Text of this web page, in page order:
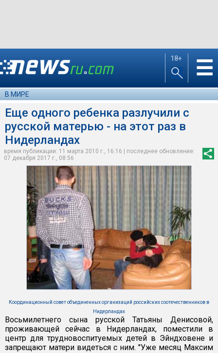
18+ ☰
В МИРЕ
Еще одного ребенка разлучили с
русской матерью - на этот раз в
Нидерландах
время публикации: 11 марта 2010 г., 16:16 | последнее обновление:
07 декабря 2017 г., 08:56
Координационный совет объединенных организаций российских соотечественников в
Нидерландах
Восьмилетнего сына русской Татьяны Денисовой,
проживающей сейчас в Нидерландах, поместили в
центр для трудновоспитуемых детей в Эйндховене и
запрещают матери видеться с ним. "Уже месяц Максим